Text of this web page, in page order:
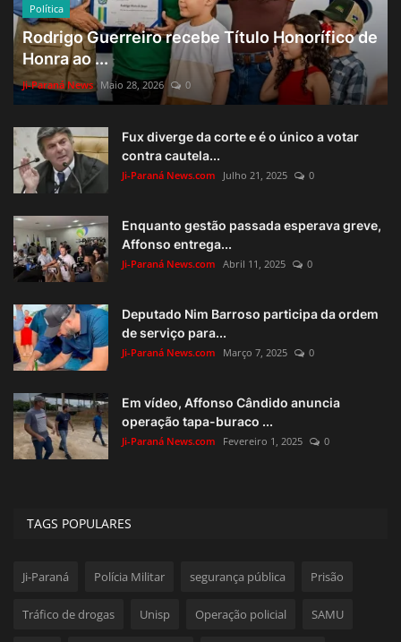
Política
Rodrigo Guerreiro recebe Título Honorífico de
Honra ao ...
Ji-Paraná News Maio 28, 2026 0
Fux diverge da corte e é o único a votar
contra cautela...
Ji-Paraná News.com Julho 21, 2025 0
Enquanto gestão passada esperava greve,
Affonso entrega...
Ji-Paraná News.com Abril 11, 2025 0
Deputado Nim Barroso participa da ordem
de serviço para...
Ji-Paraná News.com Março 7, 2025 0
Em vídeo, Affonso Cândido anuncia
operação tapa-buraco ...
Ji-Paraná News.com Fevereiro 1, 2025 0
TAGS POPULARES
Ji-Paraná Polícia Militar segurança pública Prisão
Tráfico de drogas Unisp Operação policial SAMU